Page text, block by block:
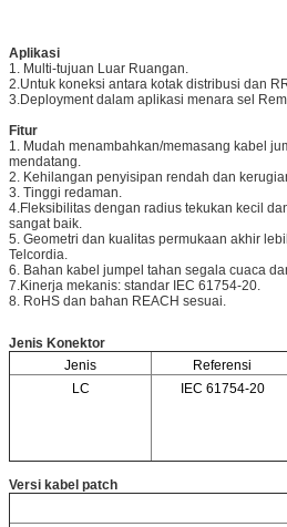
Aplikasi
1. Multi-tujuan Luar Ruangan.
2.Untuk koneksi antara kotak distribusi dan
3.Deployment dalam aplikasi menara sel
Fitur
1. Mudah menambahkan/memasang kabel
mendatang.
2. Kehilangan penyisipan rendah dan
3. Tinggi redaman.
4.Fleksibilitas dengan radius tekukan kecil
sangat baik.
5. Geometri dan kualitas permukaan akhir
Telcordia.
6. Bahan kabel jumpel tahan segala cuaca
7.Kinerja mekanis: standar IEC 61754-20.
8. RoHS dan bahan REACH sesuai.
Jenis Konektor
Jenis
Referensi
LC
IEC 61754-20
Versi kabel patch